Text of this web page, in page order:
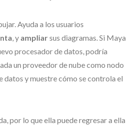
Ayuda a los usuarios
, y ampliarsus diagramas. Si Maya
procesador de datos, podría
un proveedor de nube como nodo
datos y muestre cómo se controla el
por lo que ella puede regresar a ella